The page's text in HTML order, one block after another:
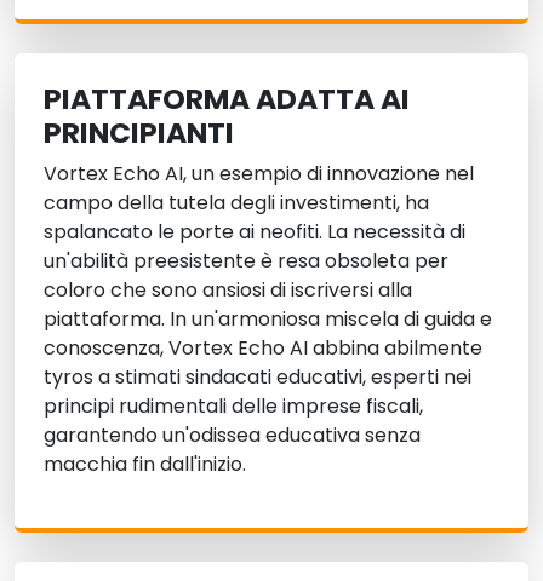
PIATTAFORMA ADATTA AI
PRINCIPIANTI
Vortex Echo AI, un esempio di innovazione nel
campo della tutela degli investimenti, ha
spalancato le porte ai neofiti. La necessità di
un'abilità preesistente è resa obsoleta per
coloro che sono ansiosi di iscriversi alla
piattaforma. In un'armoniosa miscela di guida e
conoscenza, Vortex Echo AI abbina abilmente
tyros a stimati sindacati educativi, esperti nei
principi rudimentali delle imprese fiscali,
garantendo un'odissea educativa senza
macchia fin dall'inizio.